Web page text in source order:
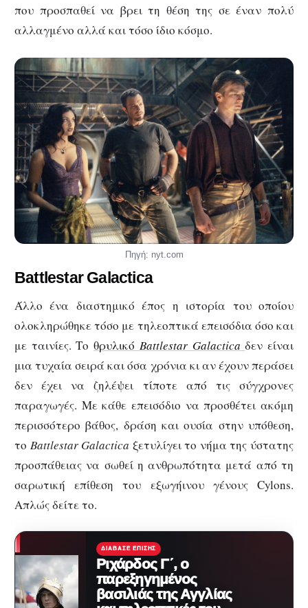
που προσπαθεί να βρει τη θέση της σε έναν πολύ
αλλαγμένο αλλά και τόσο ίδιο κόσμο.
Πηγή: nyt.com
Battlestar Galactica
Άλλο ένα διαστημικό έπος η ιστορία του οποίου
ολοκληρώθηκε τόσο με τηλεοπτικά επεισόδια όσο και
με ταινίες. Τοθρυλικό Battlestar Galactica δεν είναι
μια τυχαία σειρά και όσα χρόνια κι αν έχουν περάσει
δεν έχει να ζηλέψει τίποτε από τις σύγχρονες
παραγωγές. Με κάθε επεισόδιο να προσθέτει ακόμη
περισσότερο βάθος, δράση και ουσία στην υπόθεση,
το Battlestar Galactica ξετυλίγει το νήμα της ύστατης
προσπάθειας να σωθεί η ανθρωπότητα μετά από τη
σαρωτική επίθεση του εξωγήινου γένους Cylons.
Απλώς δείτε το.
ΔΙΆΒΑΣΕ ΕΠΊΣΗΣ
Ριχάρδος Γ΄, ο
παρεξηγημένος
βασιλιάς της Αγγλίας